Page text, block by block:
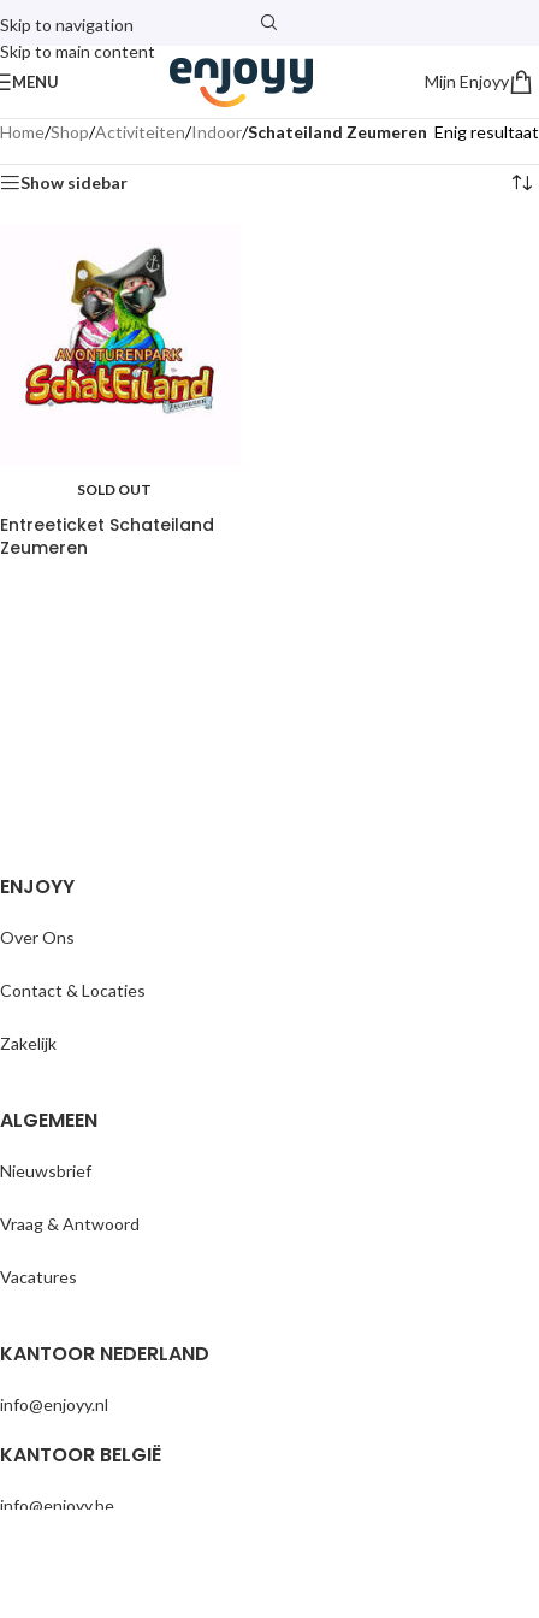
Skip to navigation
Skip to main content
MENU Mijn Enjoyy
Home/Shop/Activiteiten/Indoor/Schateiland Zeumeren Enig resultaat
Show sidebar
SOLD OUT
Entreeticket Schateiland
Zeumeren
ENJOYY
Over Ons
Contact & Locaties
Zakelijk
ALGEMEEN
Nieuwsbrief
Vraag & Antwoord
Vacatures
KANTOOR NEDERLAND
info@enjoyy.nl
KANTOOR BELGIË
info@enjoyy.be